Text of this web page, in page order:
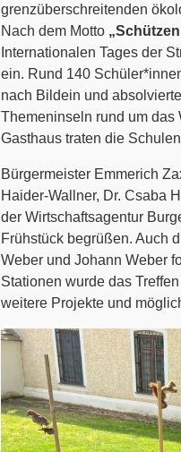
grenzüberschreitenden
Nach dem Motto
Internationalen Tages der
ein. Rund 140
nach Bildein und
Themeninseln rund um
Gasthaus traten die
Bürgermeister Emmerich
Haider-Wallner, Dr. Csaba
der Wirtschaftsagentur
Frühstück begrüßen. Auch
Weber und Johann Weber
Stationen wurde das
weitere Projekte und